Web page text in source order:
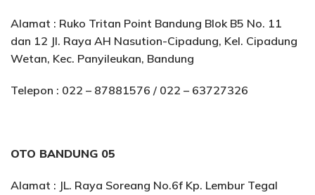
Alamat : Ruko Tritan Point Bandung Blok B5 No. 11
dan 12 Jl. Raya AH Nasution-Cipadung, Kel. Cipadung
Wetan, Kec. Panyileukan, Bandung
Telepon : 022 – 87881576 / 022 – 63727326
OTO BANDUNG 05
Alamat : JL. Raya Soreang No.6f Kp. Lembur Tegal